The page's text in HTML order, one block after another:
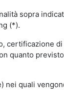
sopra
(*).
quanto
quali